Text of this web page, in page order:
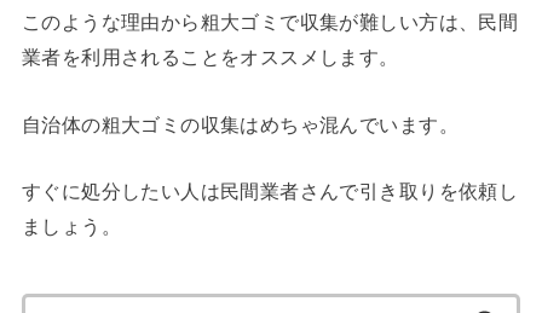
このような理由から粗大ゴミで収集が難しい方は、民間
業者を利用されることをオススメします。
自治体の粗大ゴミの収集はめちゃ混んでいます。
すぐに処分したい人は民間業者さんで引き取りを依頼し
ましょう。